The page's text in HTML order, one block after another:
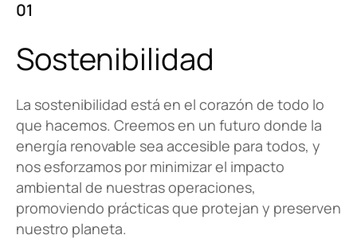
01
Sostenibilidad
La sostenibilidad está en el corazón de todo lo
que hacemos. Creemos en un futuro donde la
energía renovable sea accesible para todos, y
nos esforzamos por minimizar el impacto
ambiental de nuestras operaciones,
promoviendo prácticas que protejan y preserven
nuestro planeta.